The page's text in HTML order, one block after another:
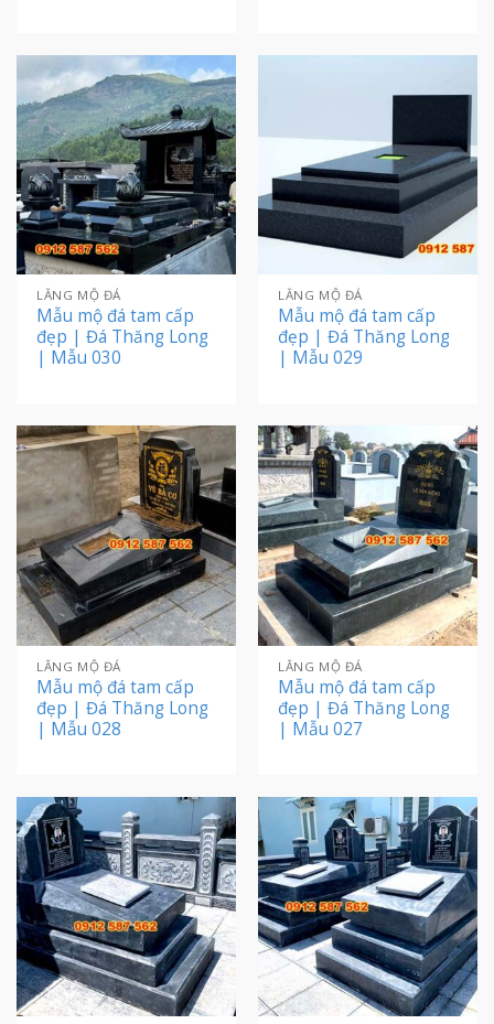
LĂNG MỘ ĐÁ
Mẫu mộ đá tam cấp
đẹp | Đá Thăng Long
| Mẫu 030
LĂNG MỘ ĐÁ
Mẫu mộ đá tam cấp
đẹp | Đá Thăng Long
| Mẫu 029
LĂNG MỘ ĐÁ
Mẫu mộ đá tam cấp
đẹp | Đá Thăng Long
| Mẫu 028
LĂNG MỘ ĐÁ
Mẫu mộ đá tam cấp
đẹp | Đá Thăng Long
| Mẫu 027